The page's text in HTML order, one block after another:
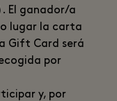
El ganador/a
lugar la carta
Gift Card será
por
y, por